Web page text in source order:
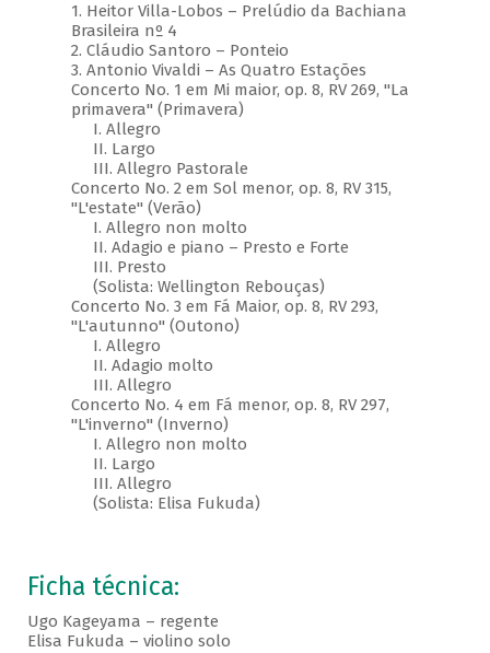
1. Heitor Villa-Lobos – Prelúdio da Bachiana
Brasileira nº 4
2. Cláudio Santoro – Ponteio
3. Antonio Vivaldi – As Quatro Estações
Concerto No. 1 em Mi maior, op. 8, RV 269, "La
primavera" (Primavera)
I. Allegro
II. Largo
III. Allegro Pastorale
Concerto No. 2 em Sol menor, op. 8, RV 315,
"L'estate" (Verão)
I. Allegro non molto
II. Adagio e piano – Presto e Forte
III. Presto
(Solista: Wellington Rebouças)
Concerto No. 3 em Fá Maior, op. 8, RV 293,
"L'autunno" (Outono)
I. Allegro
II. Adagio molto
III. Allegro
Concerto No. 4 em Fá menor, op. 8, RV 297,
"L'inverno" (Inverno)
I. Allegro non molto
II. Largo
III. Allegro
(Solista: Elisa Fukuda)
Ficha técnica:
Ugo Kageyama – regente
Elisa Fukuda – violino solo